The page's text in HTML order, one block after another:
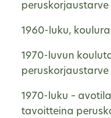
peruskorjaustarve
1960-luku,
1970-luvun
peruskorjaustarve
1970-luku –
tavoitteina